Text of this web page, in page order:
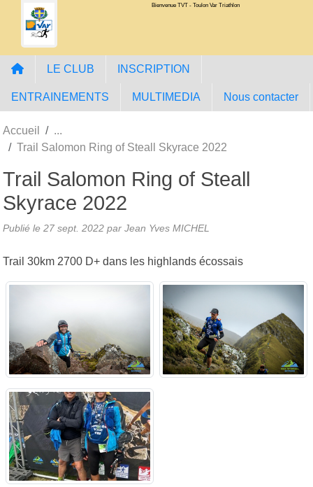
Bienvenue TVT - Toulon Var Triathlon
LE CLUB INSCRIPTION
ENTRAINEMENTS MULTIMEDIA Nous contacter
Accueil
Trail Salomon Ring of Steall Skyrace 2022
Trail Salomon Ring of Steall
Skyrace 2022
Publié le 27 sept. 2022 par Jean Yves MICHEL
Trail 30km 2700 D+ dans les highlands écossais
Panneau de gestion des cookies